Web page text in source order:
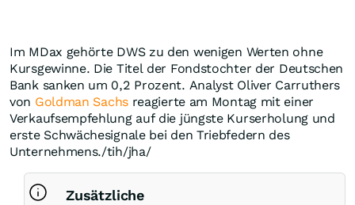
Im MDax gehörte DWS zu den wenigen Werten ohne
Kursgewinne. Die Titel der Fondstochter der Deutschen
Bank sanken um 0,2 Prozent. Analyst Oliver Carruthers
von Goldman Sachsreagierte am Montag mit einer
Verkaufsempfehlung auf die jüngste Kurserholung und
erste Schwächesignale bei den Triebfedern des
Unternehmens./tih/jha/
Zusätzliche